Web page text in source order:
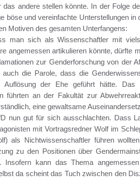
das andere stellen könnte. In der Folge
böse und vereinfachte Unterstellungen
Motiven des gesamten Unterfangens:
man sich als Wissenschaftler mit
angemessen artikulieren könnte, dürfte
zur Genderforschung von der
die Parole, dass die
Auflösung der Ehe geführt hätte. Das
führten an der Fakultät zur
eine gewaltsame
nun gut für sich ausschlachten. Dass
mit Vortragsredner Wolf im
als Nichtwissenschaftler führen
zu den Positionen über
Insofern kann das Thema
da scheint das Tuch zwischen den